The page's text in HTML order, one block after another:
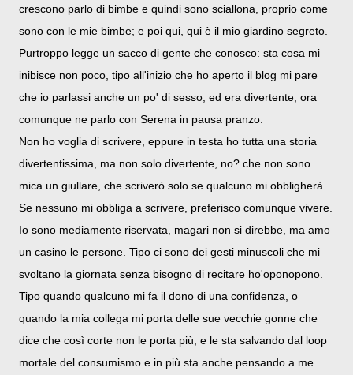
crescono parlo di bimbe e quindi sono sciallona, proprio come
sono con le mie bimbe; e poi qui, qui è il mio giardino segreto.
Purtroppo legge un sacco di gente che conosco: sta cosa mi
inibisce non poco, tipo all'inizio che ho aperto il blog mi pare
che io parlassi anche un po' di sesso, ed era divertente, ora
comunque ne parlo con Serena in pausa pranzo.
Non ho voglia di scrivere, eppure in testa ho tutta una storia
divertentissima, ma non solo divertente, no? che non sono
mica un giullare, che scriverò solo se qualcuno mi obbligherà.
Se nessuno mi obbliga a scrivere, preferisco comunque vivere.
Io sono mediamente riservata, magari non si direbbe, ma amo
un casino le persone. Tipo ci sono dei gesti minuscoli che mi
svoltano la giornata senza bisogno di recitare ho'oponopono.
Tipo quando qualcuno mi fa il dono di una confidenza, o
quando la mia collega mi porta delle sue vecchie gonne che
dice che così corte non le porta più, e le sta salvando dal loop
mortale del consumismo e in più sta anche pensando a me.